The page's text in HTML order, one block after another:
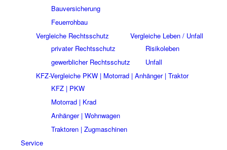
Bauversicherung
Feuerrohbau
Vergleiche Rechtsschutz
privater Rechtsschutz
gewerblicher Rechtsschutz
Vergleiche Leben / Unfall
Risikoleben
Unfall
KFZ-Vergleiche PKW | Motorrad | Anhänger | Traktor
KFZ | PKW
Motorrad | Krad
Anhänger | Wohnwagen
Traktoren | Zugmaschinen
Service